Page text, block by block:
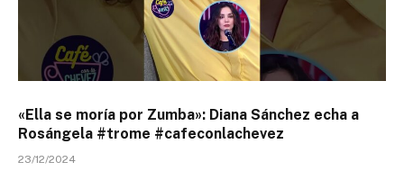
«Ella se moría por Zumba»: Diana Sánchez echa a
Rosángela #trome #cafeconlachevez
23/12/2024